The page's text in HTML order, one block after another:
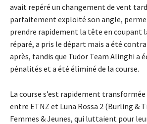
avait repéré un changement de vent
parfaitement exploité son angle,
prendre rapidement la tête en coupant
réparé, a pris le départ mais a été
après, tandis que Tudor Team Alinghi a
pénalités et a été éliminé de la course.
La course s’est rapidement
entre ETNZ et Luna Rossa 2 (Burling &
Femmes & Jeunes, qui luttaient pour